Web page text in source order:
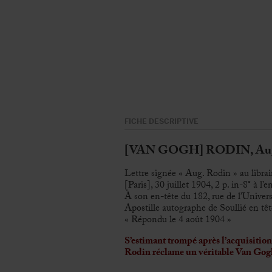
FICHE DESCRIPTIVE
[VAN GOGH] RODIN,
Lettre signée « Aug. Rodin » au
[Paris], 30 juillet 1904, 2 p. in-8° à
À son en-tête du 182, rue de
Apostille autographe de Soullié en
« Répondu le 4 août 1904 »
S’estimant trompé après
Rodin réclame un véritable Van